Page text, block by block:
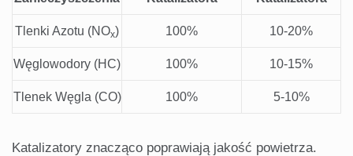
Tlenki Azotu (NOx) 100% 10-20%
Węglowodory (HC) 100% 10-15%
Tlenek Węgla (CO) 100% 5-10%
Katalizatory znacząco poprawiają jakość powietrza.